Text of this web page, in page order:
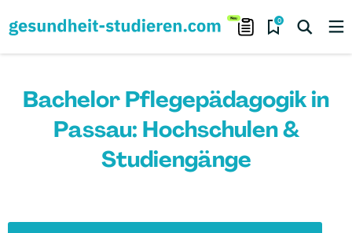
0
Bachelor Pflegepädagogik in
Passau: Hochschulen &
Studiengänge